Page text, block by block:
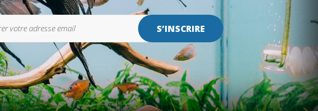
S’INSCRIRE